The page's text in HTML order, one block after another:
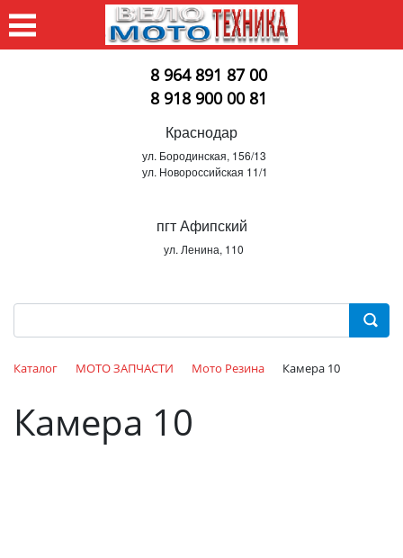
8 964 891 87 00
8 918 900 00 81
Краснодар
ул. Бородинская, 156/13
ул. Новороссийская 11/1
пгт Афипский
ул. Ленина, 110
Каталог МОТО ЗАПЧАСТИ Мото Резина Камера 10
Камера 10